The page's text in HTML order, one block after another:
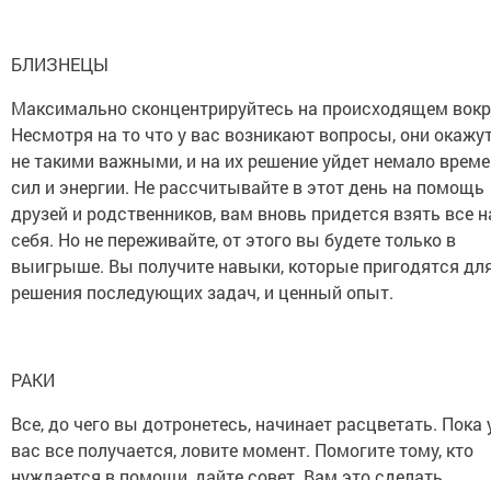
БЛИЗНЕЦЫ
Максимально сконцентрируйтесь на происходящем
Несмотря на то что у вас возникают вопросы, они
не такими важными, и на их решение уйдет немало
сил и энергии. Не рассчитывайте в этот день на помощь
друзей и родственников, вам вновь придется взять все
себя. Но не переживайте, от этого вы будете только в
выигрыше. Вы получите навыки, которые пригодятся
решения последующих задач, и ценный опыт.
РАКИ
Все, до чего вы дотронетесь, начинает расцветать. Пока
вас все получается, ловите момент. Помогите тому, кто